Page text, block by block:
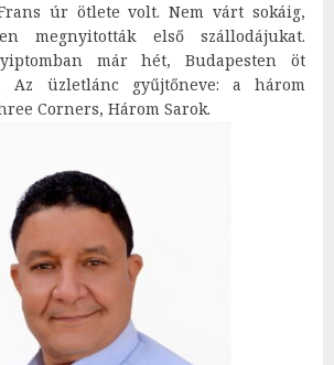
úr ötlete volt. Nem várt sokáig,
megnyitották első szállodájukat.
már hét, Budapesten öt
Az üzletlánc gyűjtőneve: a három
Corners, Három Sarok.